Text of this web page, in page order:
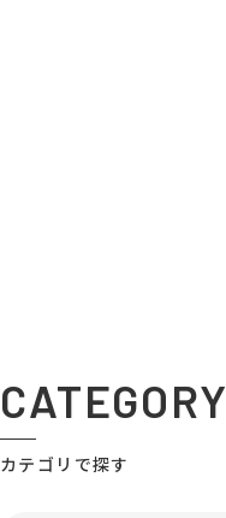
CATEGORY
カテゴリで探す